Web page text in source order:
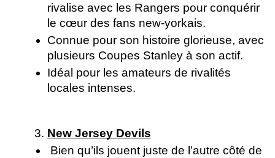
rivalise avec les Rangers pour conquérir
le cœur des fans new-yorkais.
Connue pour son histoire glorieuse, avec
plusieurs Coupes Stanley à son actif.
Idéal pour les amateurs de rivalités
locales intenses.
New Jersey Devils
Bien qu’ils jouent juste de l’autre côté de